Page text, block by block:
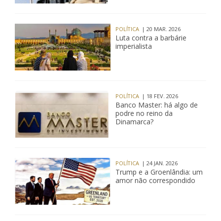
POLÍTICA | 20 MAR. 2026
Luta contra a barbárie
imperialista
POLÍTICA | 18 FEV. 2026
Banco Master: há algo de
podre no reino da
Dinamarca?
POLÍTICA | 24 JAN. 2026
Trump e a Groenlândia: um
amor não correspondido